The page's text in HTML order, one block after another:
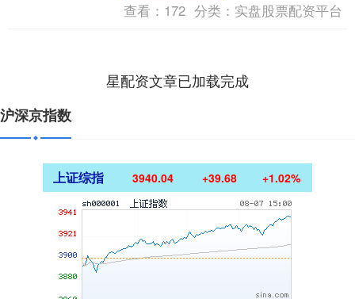
查看： 172 分类： 实盘股票配资平台
星配资文章已加载完成
沪深京指数
上证综指 3940.04 +39.68 +1.02%